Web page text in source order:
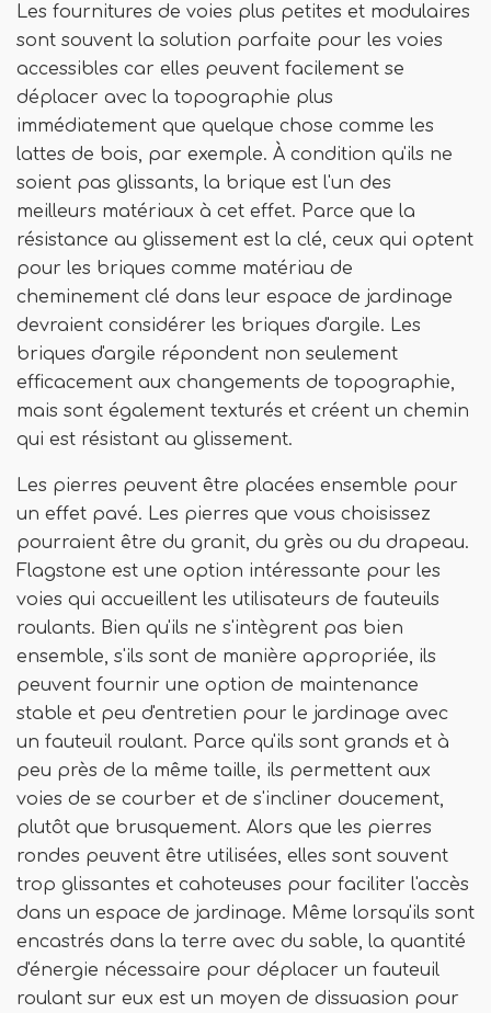
Les fournitures de voies plus petites et modulaires
sont souvent la solution parfaite pour les voies
accessibles car elles peuvent facilement se
déplacer avec la topographie plus
immédiatement que quelque chose comme les
lattes de bois, par exemple. À condition qu'ils ne
soient pas glissants, la brique est l'un des
meilleurs matériaux à cet effet. Parce que la
résistance au glissement est la clé, ceux qui optent
pour les briques comme matériau de
cheminement clé dans leur espace de jardinage
devraient considérer les briques d'argile. Les
briques d'argile répondent non seulement
efficacement aux changements de topographie,
mais sont également texturés et créent un chemin
qui est résistant au glissement.
Les pierres peuvent être placées ensemble pour
un effet pavé. Les pierres que vous choisissez
pourraient être du granit, du grès ou du drapeau.
Flagstone est une option intéressante pour les
voies qui accueillent les utilisateurs de fauteuils
roulants. Bien qu'ils ne s'intègrent pas bien
ensemble, s'ils sont de manière appropriée, ils
peuvent fournir une option de maintenance
stable et peu d'entretien pour le jardinage avec
un fauteuil roulant. Parce qu'ils sont grands et à
peu près de la même taille, ils permettent aux
voies de se courber et de s'incliner doucement,
plutôt que brusquement. Alors que les pierres
rondes peuvent être utilisées, elles sont souvent
trop glissantes et cahoteuses pour faciliter l'accès
dans un espace de jardinage. Même lorsqu'ils sont
encastrés dans la terre avec du sable, la quantité
d'énergie nécessaire pour déplacer un fauteuil
roulant sur eux est un moyen de dissuasion pour